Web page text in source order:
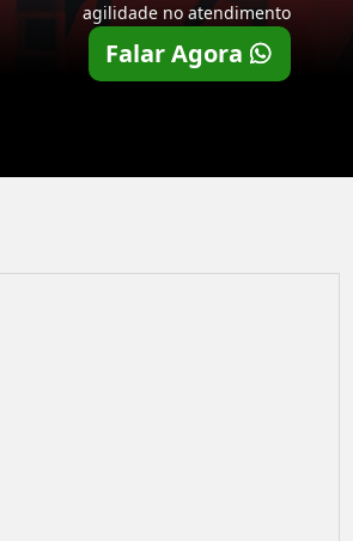
agilidade no atendimento
Falar Agora